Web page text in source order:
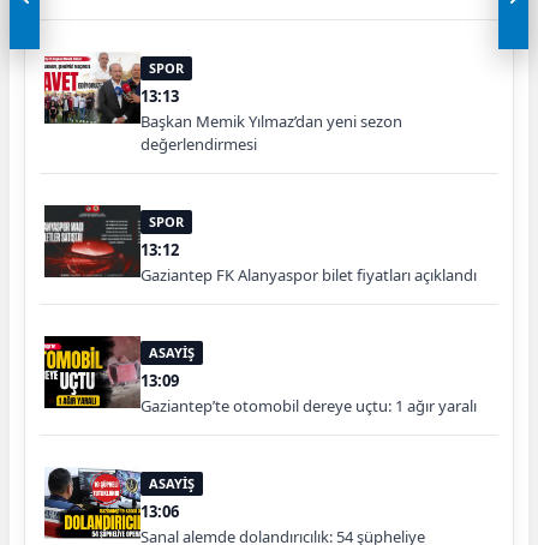
SPOR
13:13
Başkan Memik Yılmaz’dan yeni sezon
değerlendirmesi
SPOR
13:12
Gaziantep FK Alanyaspor bilet fiyatları açıklandı
ASAYİŞ
13:09
Gaziantep’te otomobil dereye uçtu: 1 ağır yaralı
ASAYİŞ
13:06
Sanal alemde dolandırıcılık: 54 şüpheliye